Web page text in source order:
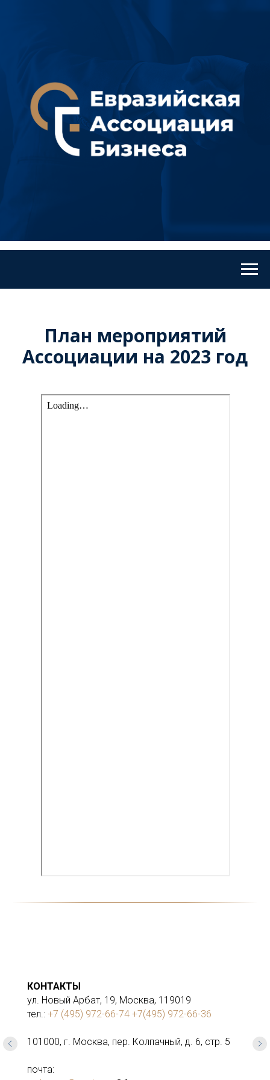
План мероприятий
Ассоциации на 2023 год
КОНТАКТЫ
ул. Новый Арбат, 19, Москва, 119019
тел.: +7 (495) 972-66-74 +7(495) 972-66-36
101000, г. Москва, пер. Колпачный, д. 6, стр. 5
почта: